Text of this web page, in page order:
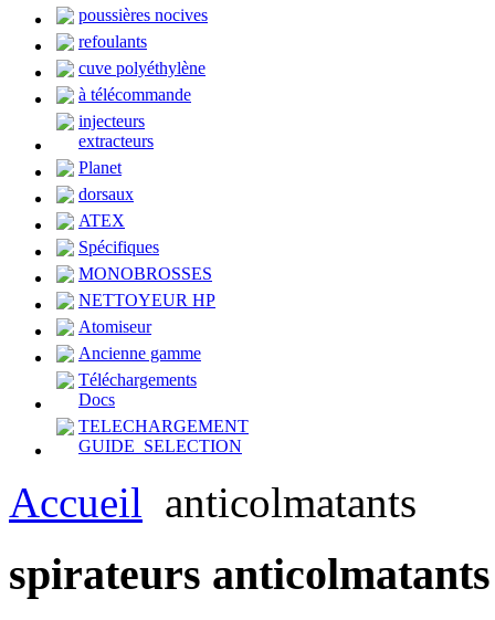
poussières nocives
refoulants
cuve polyéthylène
à télécommande
injecteurs
extracteurs
Planet
dorsaux
ATEX
Spécifiques
MONOBROSSES
NETTOYEUR HP
Atomiseur
Ancienne gamme
Téléchargements
Docs
TELECHARGEMENT
GUIDE_SELECTION
Accueil anticolmatants
spirateurs anticolmatants